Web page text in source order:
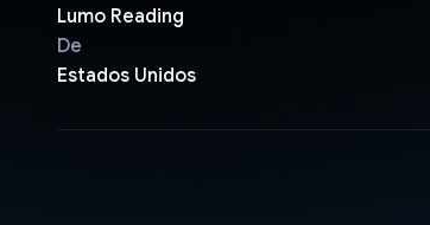
Lumo Reading
De
Estados Unidos